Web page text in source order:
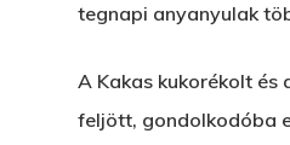
tegnapi anyanyulak
A Kakas kukorékolt és
feljött, gondolkodóba